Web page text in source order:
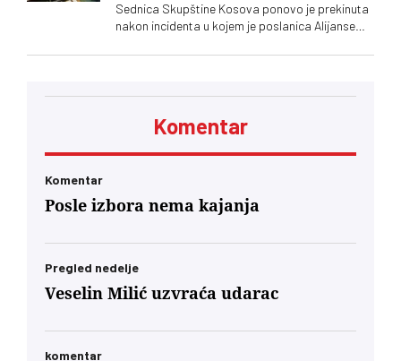
Sednica Skupštine Kosova ponovo je prekinuta
nakon incidenta u kojem je poslanica Alijanse
premijera Aljbina Kurtija
Komentar
Komentar
Posle izbora nema kajanja
Pregled nedelje
Veselin Milić uzvraća udarac
komentar